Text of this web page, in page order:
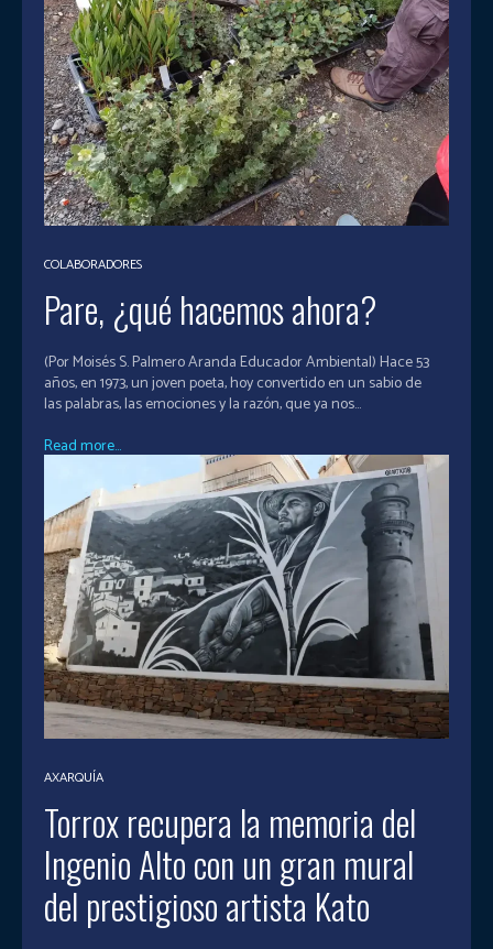
COLABORADORES
Pare, ¿qué hacemos ahora?
(Por Moisés S. Palmero Aranda Educador Ambiental) Hace 53
años, en 1973, un joven poeta, hoy convertido en un sabio de
las palabras, las emociones y la razón, que ya nos...
Read more...
AXARQUÍA
Torrox recupera la memoria del
Ingenio Alto con un gran mural
del prestigioso artista Kato